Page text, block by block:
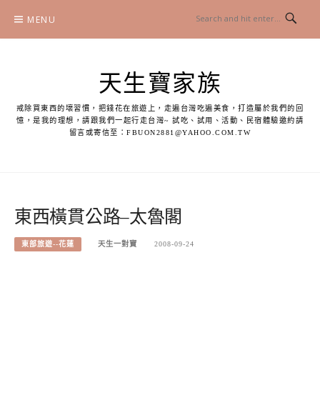
content
MENU
天生寶家族
戒除買東西的壞習慣，把錢花在旅遊上，走遍台灣吃遍美食，打造屬於我們的回
憶，是我的理想，請跟我們一起行走台灣~ 試吃、試用、活動、民宿體驗邀約請
留言或寄信至：FBUON2881@YAHOO.COM.TW
東西橫貫公路–太魯閣
東部旅遊--花蓮 天生一對寶 2008-09-24